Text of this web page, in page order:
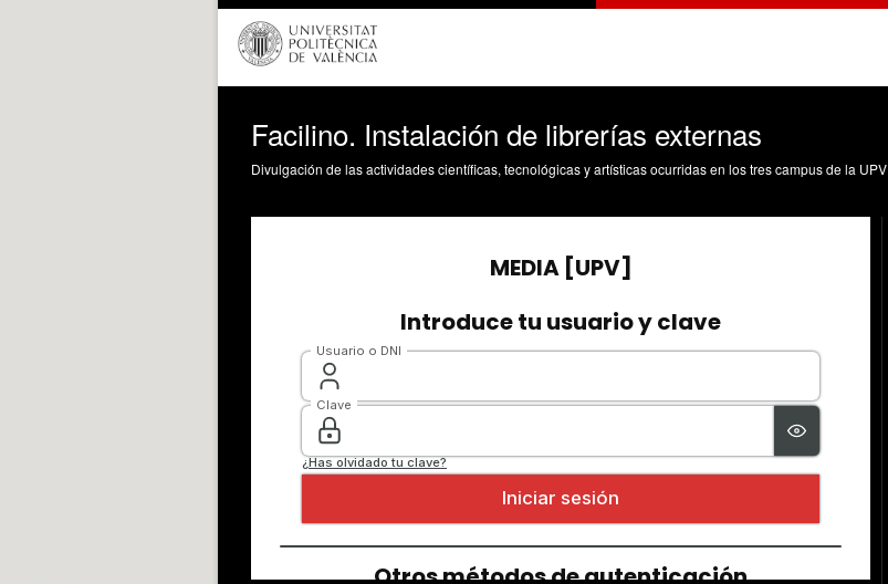
Facilino. Instalación de librerías externas
Divulgación de las actividades científicas, tecnológicas y artísticas ocurridas en los tres campus de la UPV